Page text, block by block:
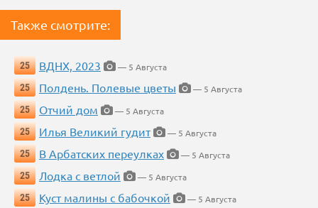
Также смотрите:
25 ВДНХ, 2023
— 5 Августа
25
Полдень. Полевые цветы
— 5 Августа
25
Отчий дом
— 5 Августа
25
Илья Великий гудит
— 5 Августа
25
В Арбатских переулках
— 5 Августа
25
Лодка с ветлой
— 5 Августа
25
Куст малины с бабочкой
— 5 Августа